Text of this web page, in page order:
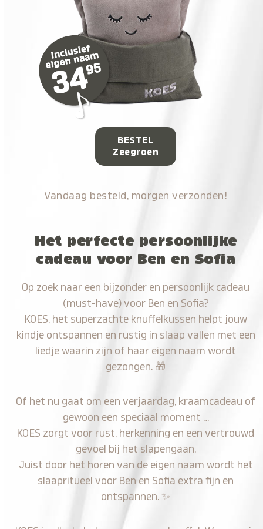
BESTEL
Zeegroen
Vandaag besteld, morgen verzonden!
Het perfecte persoonlijke
cadeau voor Ben en Sofia
Op zoek naar een bijzonder en persoonlijk cadeau
(must-have) voor Ben en Sofia?
KOES, het superzachte knuffelkussen helpt jouw
kindje ontspannen en rustig in slaap vallen met een
liedje waarin zijn of haar eigen naam wordt
gezongen. 🎁
Of het nu gaat om een verjaardag, kraamcadeau of
gewoon een speciaal moment …
KOES zorgt voor rust, herkenning en een vertrouwd
gevoel bij het slapengaan.
Juist door het horen van de eigen naam wordt het
slaapritueel voor Ben en Sofia extra fijn en
ontspannen. ✨